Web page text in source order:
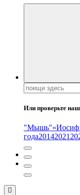
Поиск:
Или проверьте
"Мышь"«Иосиф
года20142021